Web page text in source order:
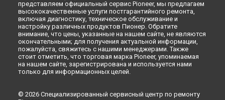
представляем официальный сервис Pioneer, мы предлагаем
высококачественные услуги постгарантийного ремонта,
включая диагностику, техническое обслуживание и
настройку различных продуктов Пионер. Обратите
внимание, что цены, указанные на нашем сайте, не являются
окончательными; для получения актуальной информации,
пожалуйста, свяжитесь с нашими менеджерами. Также
стоит отметить, что торговая марка Pioneer, упоминаемая
на нашем сайте, зарегистрирована и используется нами
только для информационных целей.
© 2026 Специализированный сервисный центр по ремонту